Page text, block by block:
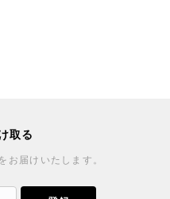
取る
お届けいたします。